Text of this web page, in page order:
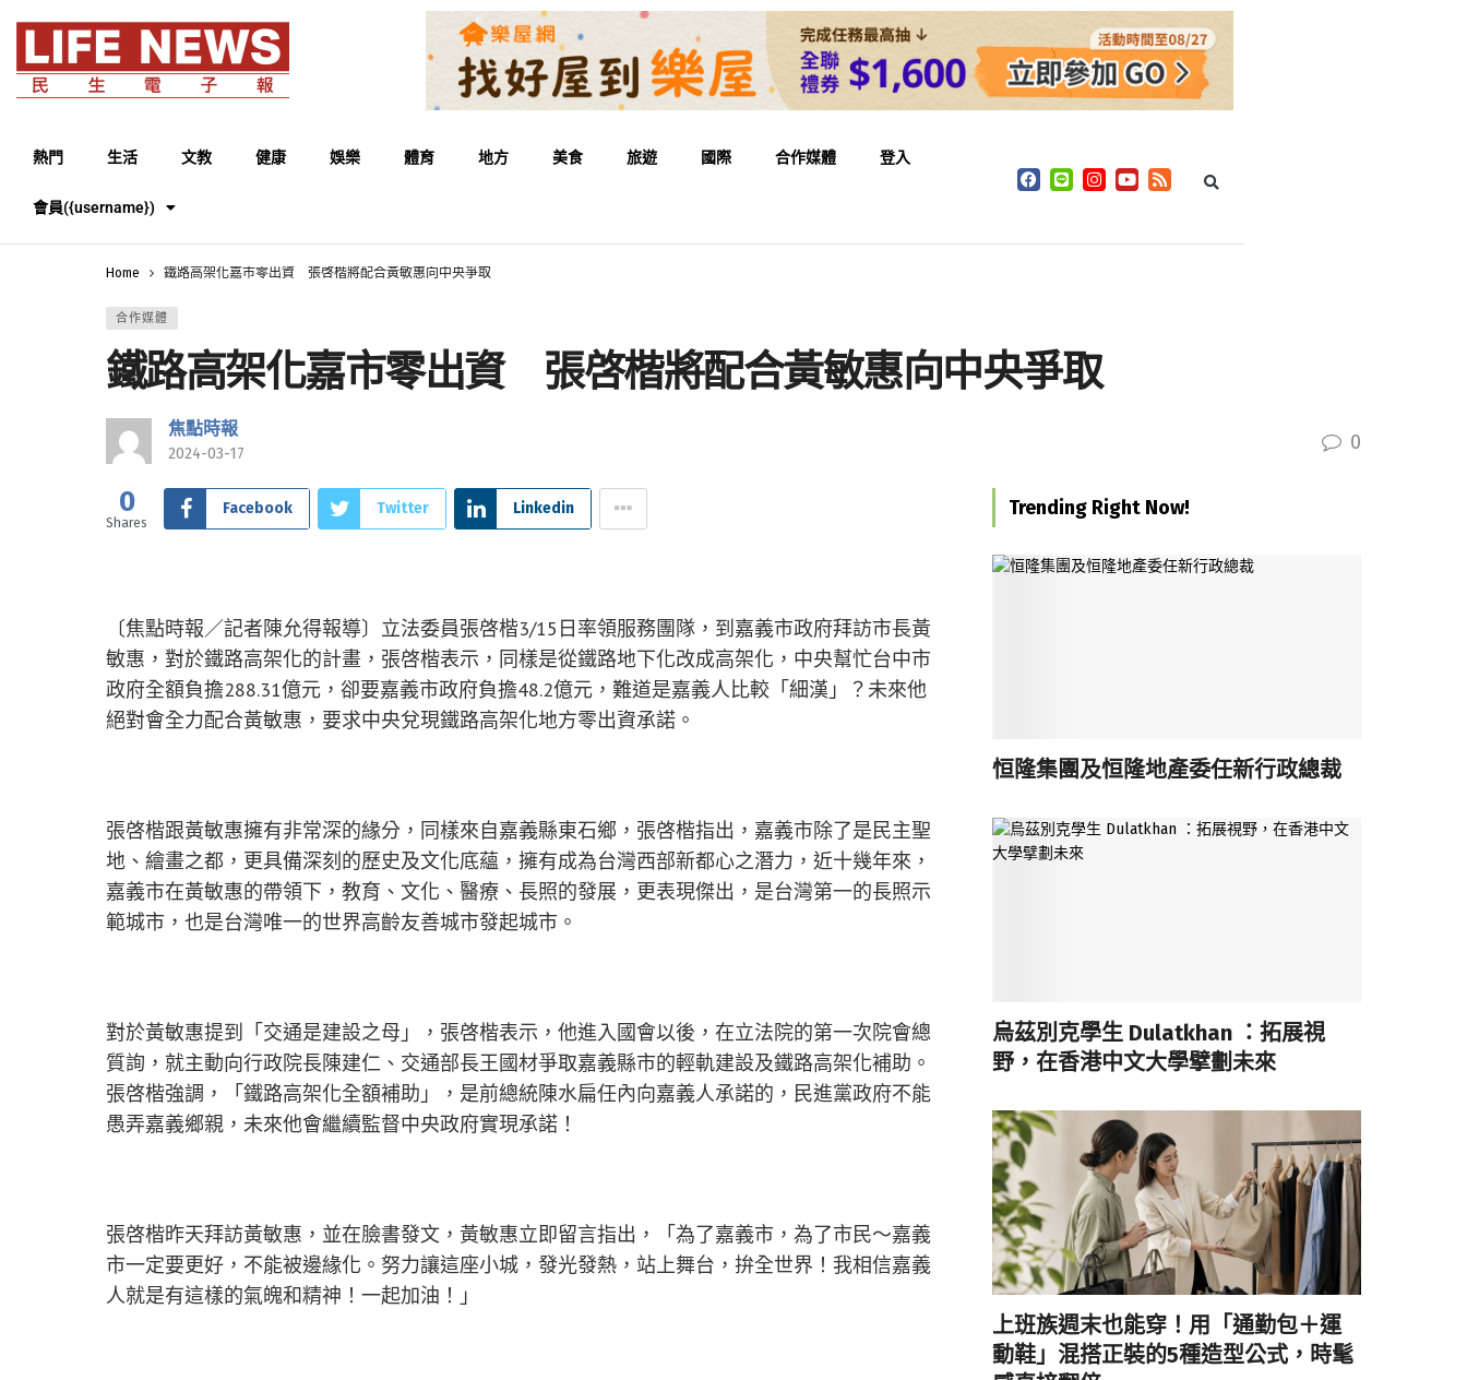
熱門 生活 文教 健康 娛樂 體育 地方 美食 旅遊 國際 合作媒體 登入
會員({username})
Home 鐵路高架化嘉市零出資 張啓楷將配合黃敏惠向中央爭取
合作媒體
鐵路高架化嘉市零出資 張啓楷將配合黃敏惠向中央爭取
焦點時報
2024-03-17 0
0
Shares
Facebook Twitter Linkedin
〔焦點時報／記者陳允得報導〕立法委員張啓楷3/15日率領服務團隊，到嘉義市政府拜訪市長黃
敏惠，對於鐵路高架化的計畫，張啓楷表示，同樣是從鐵路地下化改成高架化，中央幫忙台中市
政府全額負擔288.31億元，卻要嘉義市政府負擔48.2億元，難道是嘉義人比較「細漢」？未來他
絕對會全力配合黃敏惠，要求中央兌現鐵路高架化地方零出資承諾。
張啓楷跟黃敏惠擁有非常深的緣分，同樣來自嘉義縣東石鄉，張啓楷指出，嘉義市除了是民主聖
地、繪畫之都，更具備深刻的歷史及文化底蘊，擁有成為台灣西部新都心之潛力，近十幾年來，
嘉義市在黃敏惠的帶領下，教育、文化、醫療、長照的發展，更表現傑出，是台灣第一的長照示
範城市，也是台灣唯一的世界高齡友善城市發起城市。
對於黃敏惠提到「交通是建設之母」，張啓楷表示，他進入國會以後，在立法院的第一次院會總
質詢，就主動向行政院長陳建仁、交通部長王國材爭取嘉義縣市的輕軌建設及鐵路高架化補助。
張啓楷強調，「鐵路高架化全額補助」，是前總統陳水扁任內向嘉義人承諾的，民進黨政府不能
愚弄嘉義鄉親，未來他會繼續監督中央政府實現承諾！
張啓楷昨天拜訪黃敏惠，並在臉書發文，黃敏惠立即留言指出，「為了嘉義市，為了市民～嘉義
市一定要更好，不能被邊緣化。努力讓這座小城，發光發熱，站上舞台，拚全世界！我相信嘉義
人就是有這樣的氣魄和精神！一起加油！」
Trending Right Now!
恒隆集團及恒隆地產委任新行政總裁
烏茲別克學生 Dulatkhan ：拓展視
野，在香港中文大學擘劃未來
上班族週末也能穿！用「通勤包＋運
動鞋」混搭正裝的5種造型公式，時髦